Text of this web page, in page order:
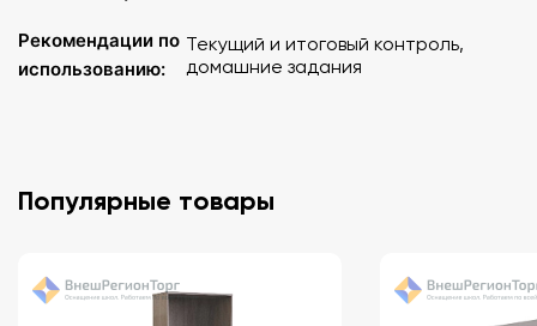
Рекомендации по
использованию:
Текущий и итоговый контроль,
домашние задания
Популярные товары